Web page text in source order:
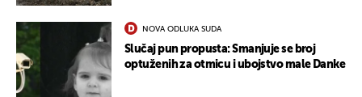
NOVA ODLUKA SUDA
Slučaj pun propusta: Smanjuje se broj
optuženih za otmicu i ubojstvo male Danke